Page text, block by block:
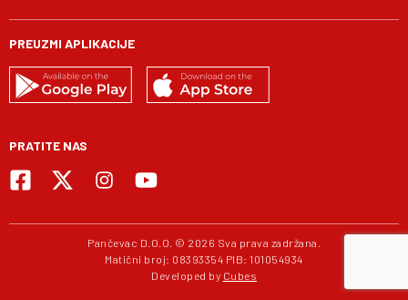
PREUZMI APLIKACIJE
PRATITE NAS
Pančevac D.O.O. © 2026 Sva prava zadržana.
Matični broj: 08393354 PIB: 101054934
Developed by Cubes